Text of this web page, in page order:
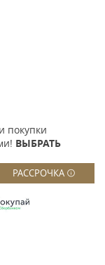
покупки
ВЫБРАТЬ
РАССРОЧКА